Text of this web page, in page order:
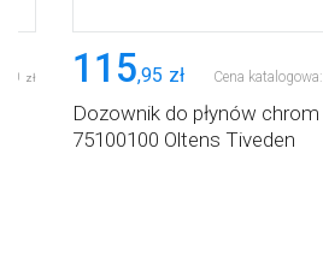
90 zł 115,95 zł Cena katalogowa:
Dozownik do płynów chrom
75100100 Oltens Tiveden